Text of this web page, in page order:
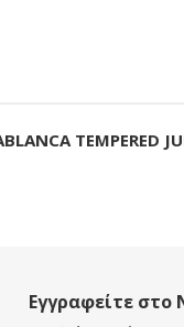
TEMPERED
Εγγραφείτε